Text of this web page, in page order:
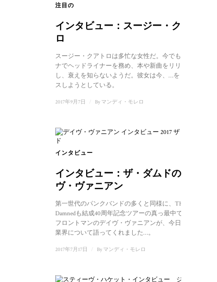
注目の
インタビュー：スージー・クアト
ロ
スージー・クアトロは多忙な女性だ。今でもアリー
ナでヘッドライナーを務め、本や新曲をリリース
し、衰えを知らないようだ。彼女は今、…をリリー
スしようとしている。
2017年9月7日 By マンディ・モレロ
インタビュー
インタビュー：ザ・ダムドのデイ
ヴ・ヴァニアン
第一世代のパンクバンドの多くと同様に、The
Damnedも結成40周年記念ツアーの真っ最中です。
フロントマンのデイヴ・ヴァニアンが、今日の音楽
業界について語ってくれました…。
2017年7月17日 By マンディ・モレロ